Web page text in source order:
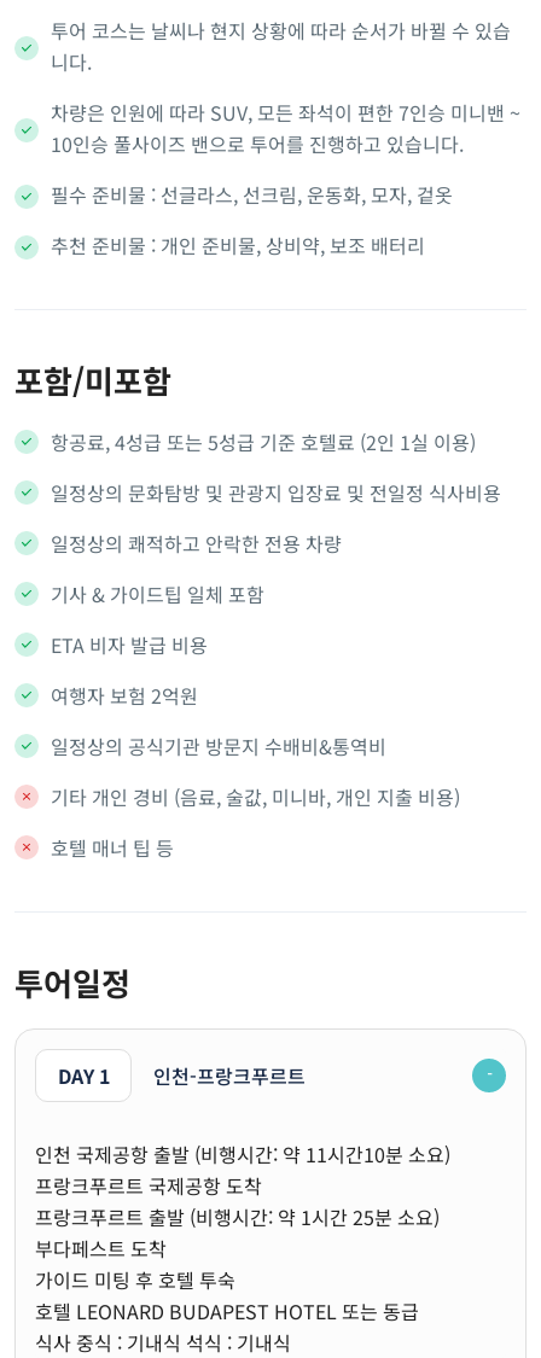
투어 코스는 날씨나 현지 상황에 따라 순서가 바뀔 수 있습
니다.
차량은 인원에 따라 SUV, 모든 좌석이 편한 7인승 미니밴 ~
10인승 풀사이즈 밴으로 투어를 진행하고 있습니다.
필수 준비물 : 선글라스, 선크림, 운동화, 모자, 겉옷
추천 준비물 : 개인 준비물, 상비약, 보조 배터리
포함/미포함
항공료, 4성급 또는 5성급 기준 호텔료 (2인 1실 이용)
일정상의 문화탐방 및 관광지 입장료 및 전일정 식사비용
일정상의 쾌적하고 안락한 전용 차량
기사 & 가이드팁 일체 포함
ETA 비자 발급 비용
여행자 보험 2억원
일정상의 공식기관 방문지 수배비&통역비
기타 개인 경비 (음료, 술값, 미니바, 개인 지출 비용)
호텔 매너 팁 등
투어일정
DAY 1 인천-프랑크푸르트
인천 국제공항 출발 (비행시간: 약 11시간10분 소요)
프랑크푸르트 국제공항 도착
프랑크푸르트 출발 (비행시간: 약 1시간 25분 소요)
부다페스트 도착
가이드 미팅 후 호텔 투숙
호텔 LEONARD BUDAPEST HOTEL 또는 동급
식사 중식 : 기내식 석식 : 기내식